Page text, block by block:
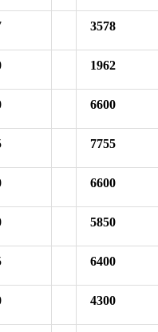
3578
1962
6600
7755
6600
5850
6400
4300